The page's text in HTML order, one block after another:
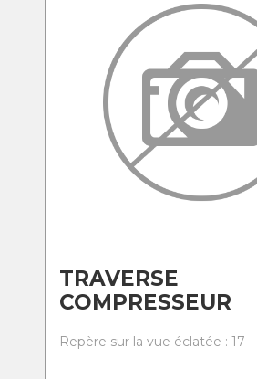
TRAVERSE
COMPRESSEUR
Repère sur la vue éclatée : 17